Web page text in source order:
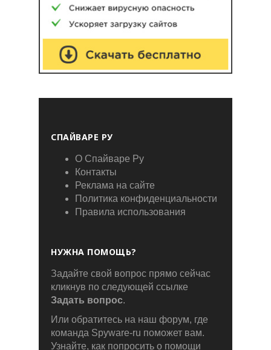
СПАЙВАРЕ РУ
О Спайваре Ру
Контакты
Реклама на сайте
Политика конфиденциальности
Правила использования
НУЖНА ПОМОЩЬ?
Задайте свой вопрос прямо сейчас
кликнув по следующей ссылке
Задать вопрос.
Или обратитесь на наш форум, где
команда Spyware-ru поможет вам.
Узнайте, как попросить о помощи